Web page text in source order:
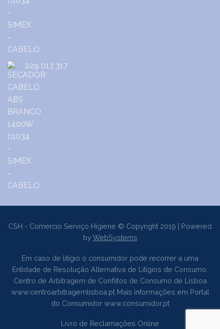
229 013 317
CSH - Comércio Serviço Higiene © Copyright 2019 | Powered
byWebSystems
Em caso de litígio o consumidor pode recorrer a uma
Entidade de Resolução Alternativa de Litígios de Consumo.
Centro de Arbitragem de Conflitos de Consumo de Lisboa
www.centroarbitragemlisboa.ptMais informações em Portal
do Consumidor www.consumidor.pt
Livro de Reclamações Online